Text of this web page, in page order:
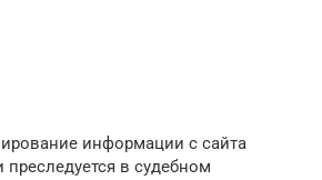
информации с сайта
преследуется в судебном